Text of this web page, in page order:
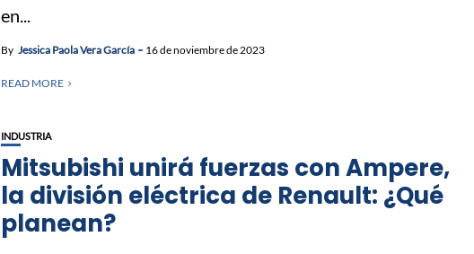
en...
By Jessica Paola Vera García 16 de noviembre de 2023
READ MORE
INDUSTRIA
Mitsubishi unirá fuerzas con Ampere,
la división eléctrica de Renault: ¿Qué
planean?